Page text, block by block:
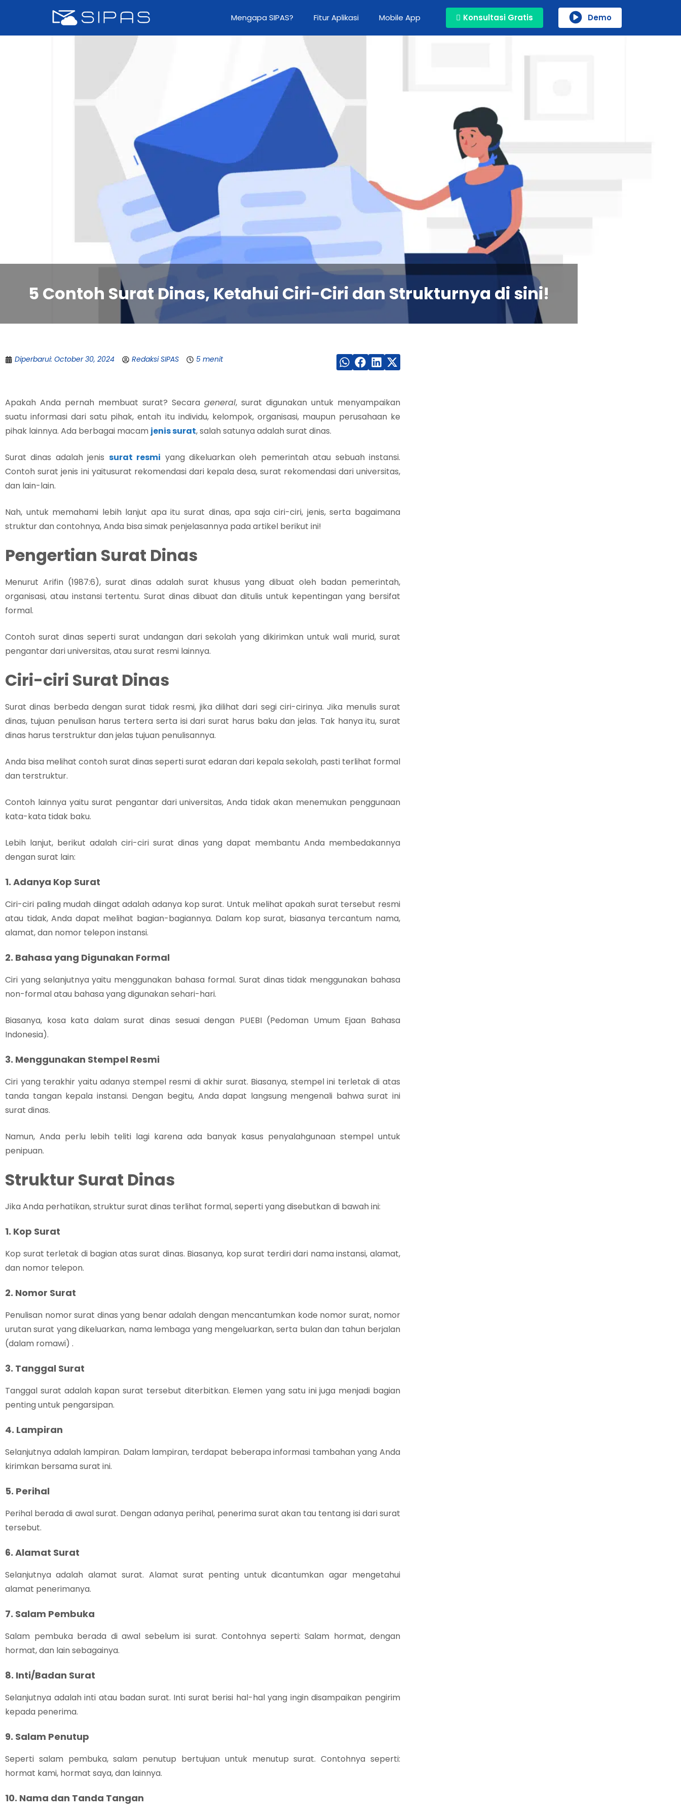
Mengapa SIPAS? Fitur Aplikasi Mobile App Konsultasi Gratis Demo
5 Contoh Surat Dinas, Ketahui Ciri-Ciri dan Strukturnya di sini!
Diperbarui: October 30, 2024 Redaksi SIPAS 5 menit
Apakah Anda pernah membuat surat? Secara general, surat digunakan untuk menyampaikan
suatu informasi dari satu pihak, entah itu individu, kelompok, organisasi, maupun perusahaan ke
pihak lainnya. Ada berbagai macam jenis surat, salah satunya adalah surat dinas.
Surat dinas adalah jenis surat resmi yang dikeluarkan oleh pemerintah atau sebuah instansi.
Contoh surat jenis ini yaitusurat rekomendasi dari kepala desa, surat rekomendasi dari universitas,
dan lain-lain.
Nah, untuk memahami lebih lanjut apa itu surat dinas, apa saja ciri-ciri, jenis, serta bagaimana
struktur dan contohnya, Anda bisa simak penjelasannya pada artikel berikut ini!
Pengertian Surat Dinas
Menurut Arifin (1987:6), surat dinas adalah surat khusus yang dibuat oleh badan pemerintah,
organisasi, atau instansi tertentu. Surat dinas dibuat dan ditulis untuk kepentingan yang bersifat
formal.
Contoh surat dinas seperti surat undangan dari sekolah yang dikirimkan untuk wali murid, surat
pengantar dari universitas, atau surat resmi lainnya.
Ciri-ciri Surat Dinas
Surat dinas berbeda dengan surat tidak resmi, jika dilihat dari segi ciri-cirinya. Jika menulis surat
dinas, tujuan penulisan harus tertera serta isi dari surat harus baku dan jelas. Tak hanya itu, surat
dinas harus terstruktur dan jelas tujuan penulisannya.
Anda bisa melihat contoh surat dinas seperti surat edaran dari kepala sekolah, pasti terlihat formal
dan terstruktur.
Contoh lainnya yaitu surat pengantar dari universitas, Anda tidak akan menemukan penggunaan
kata-kata tidak baku.
Lebih lanjut, berikut adalah ciri-ciri surat dinas yang dapat membantu Anda membedakannya
dengan surat lain:
1. Adanya Kop Surat
Ciri-ciri paling mudah diingat adalah adanya kop surat. Untuk melihat apakah surat tersebut resmi
atau tidak, Anda dapat melihat bagian-bagiannya. Dalam kop surat, biasanya tercantum nama,
alamat, dan nomor telepon instansi.
2. Bahasa yang Digunakan Formal
Ciri yang selanjutnya yaitu menggunakan bahasa formal. Surat dinas tidak menggunakan bahasa
non-formal atau bahasa yang digunakan sehari-hari.
Biasanya, kosa kata dalam surat dinas sesuai dengan PUEBI (Pedoman Umum Ejaan Bahasa
Indonesia).
3. Menggunakan Stempel Resmi
Ciri yang terakhir yaitu adanya stempel resmi di akhir surat. Biasanya, stempel ini terletak di atas
tanda tangan kepala instansi. Dengan begitu, Anda dapat langsung mengenali bahwa surat ini
surat dinas.
Namun, Anda perlu lebih teliti lagi karena ada banyak kasus penyalahgunaan stempel untuk
penipuan.
Struktur Surat Dinas
Jika Anda perhatikan, struktur surat dinas terlihat formal, seperti yang disebutkan di bawah ini:
1. Kop Surat
Kop surat terletak di bagian atas surat dinas. Biasanya, kop surat terdiri dari nama instansi, alamat,
dan nomor telepon.
2. Nomor Surat
Penulisan nomor surat dinas yang benar adalah dengan mencantumkan kode nomor surat, nomor
urutan surat yang dikeluarkan, nama lembaga yang mengeluarkan, serta bulan dan tahun berjalan
(dalam romawi) .
3. Tanggal Surat
Tanggal surat adalah kapan surat tersebut diterbitkan. Elemen yang satu ini juga menjadi bagian
penting untuk pengarsipan.
4. Lampiran
Selanjutnya adalah lampiran. Dalam lampiran, terdapat beberapa informasi tambahan yang Anda
kirimkan bersama surat ini.
5. Perihal
Perihal berada di awal surat. Dengan adanya perihal, penerima surat akan tau tentang isi dari surat
tersebut.
6. Alamat Surat
Selanjutnya adalah alamat surat. Alamat surat penting untuk dicantumkan agar mengetahui
alamat penerimanya.
7. Salam Pembuka
Salam pembuka berada di awal sebelum isi surat. Contohnya seperti: Salam hormat, dengan
hormat, dan lain sebagainya.
8. Inti/Badan Surat
Selanjutnya adalah inti atau badan surat. Inti surat berisi hal-hal yang ingin disampaikan pengirim
kepada penerima.
9. Salam Penutup
Seperti salam pembuka, salam penutup bertujuan untuk menutup surat. Contohnya seperti:
hormat kami, hormat saya, dan lainnya.
10. Nama dan Tanda Tangan